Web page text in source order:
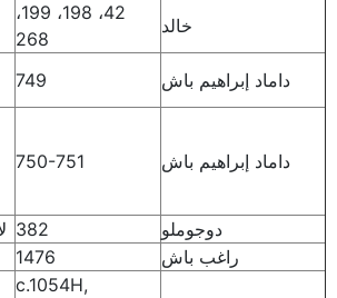
خالد
42، 198، 199،
268
داماد إبراهيم باش
749‍
داماد إبراهيم باش 750-751
دوجوملو
382
راغب باش
1476
c.1054H,